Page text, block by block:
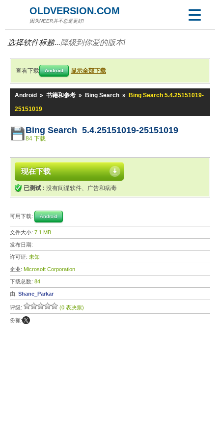
OLDVERSION.COM
因为NEER并不总是更好!
选择软件标题...降级到你爱的版本!
查看下载 Android 显示全部下载
Android » 书籍和参考 » Bing Search »
Bing Search 5.4.25151019-
25151019
Bing Search 5.4.25151019-25151019
84 下载
现在下载
已测试 : 没有间谍软件、广告和病毒
可用下载: Android
文件大小: 7.1 MB
发布日期:
许可证: 未知
企业: Microsoft Corporation
下载总数: 84
由: Shane_Parkar
评级: (0 表决票)
份额: